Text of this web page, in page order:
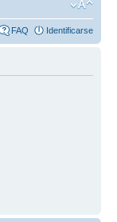
FAQ Identificarse